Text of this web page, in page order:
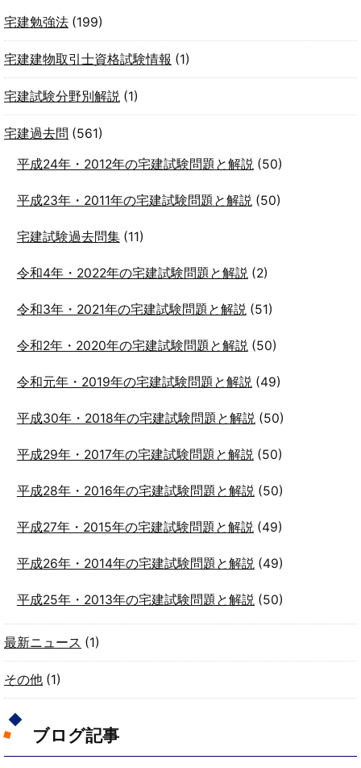
宅建勉強法 (199)
宅建建物取引士資格試験情報 (1)
宅建試験分野別解説 (1)
宅建過去問 (561)
平成24年・2012年の宅建試験問題と解説(50)
平成23年・2011年の宅建試験問題と解説(50)
宅建試験過去問集(11)
令和4年・2022年の宅建試験問題と解説(2)
令和3年・2021年の宅建試験問題と解説(51)
令和2年・2020年の宅建試験問題と解説(50)
令和元年・2019年の宅建試験問題と解説(49)
平成30年・2018年の宅建試験問題と解説(50)
平成29年・2017年の宅建試験問題と解説(50)
平成28年・2016年の宅建試験問題と解説(50)
平成27年・2015年の宅建試験問題と解説(49)
平成26年・2014年の宅建試験問題と解説(49)
平成25年・2013年の宅建試験問題と解説(50)
最新ニュース (1)
その他 (1)
ブログ記事